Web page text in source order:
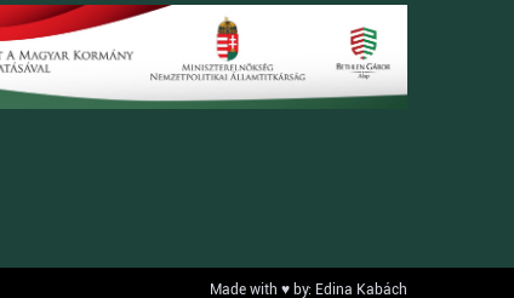
Made with ♥ by: Edina Kabách